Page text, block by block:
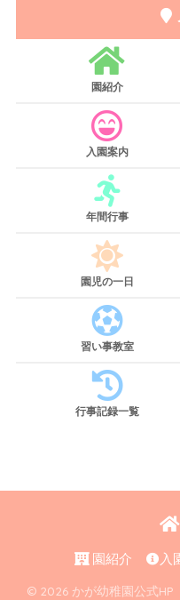
園紹介
入園案内
年間行事
園児の一日
習い事教室
行事記録一覧
園紹介 入
© 2026 かが幼稚園公式